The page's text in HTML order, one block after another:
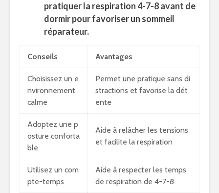
pratiquer la respiration 4-7-8 avant de
dormir pour favoriser un sommeil
réparateur.
Conseils Avantages
Choisissez un e
nvironnement
calme
Permet une pratique sans di
stractions et favorise la dét
ente
Adoptez une p
osture conforta
ble
Aide à relâcher les tensions
et facilite la respiration
Utilisez un com
pte-temps
Aide à respecter les temps
de respiration de 4-7-8